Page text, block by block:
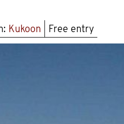
Kukoon Free entry